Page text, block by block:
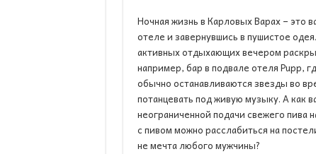
Ночная жизнь в Карловых Варах – это
отеле и завернувшись в пушистое
активных отдыхающих вечером
например, бар в подвале отеля Pupp,
обычно останавливаются звезды во
потанцевать под живую музыку. А как
неограниченной подачи свежего пива
с пивом можно расслабиться на
не мечта любого мужчины?